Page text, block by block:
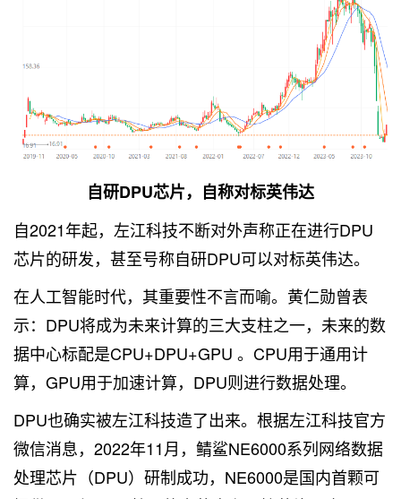
自研DPU芯片，自称对标英伟达
自2021年起，左江科技不断对外声称正在进行DPU
芯片的研发，甚至号称自研DPU可以对标英伟达。
在人工智能时代，其重要性不言而喻。黄仁勋曾表
示：DPU将成为未来计算的三大支柱之一，未来的数
据中心标配是CPU+DPU+GPU 。CPU用于通用计
算，GPU用于加速计算，DPU则进行数据处理。
DPU也确实被左江科技造了出来。根据左江科技官方
微信消息，2022年11月，鲭鲨NE6000系列网络数据
处理芯片（DPU）研制成功，NE6000是国内首颗可